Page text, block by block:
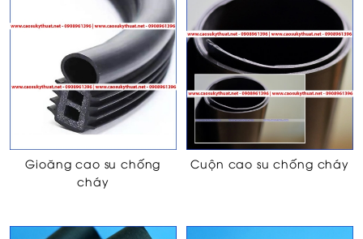
Gioăng cao su chống
cháy
Cuộn cao su chống cháy